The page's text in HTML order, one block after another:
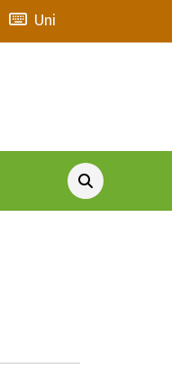
Uni